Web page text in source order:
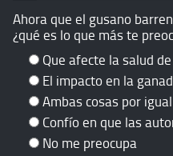
Ahora que el gusano
¿qué es lo que más te
Que afecte la salud
El impacto en la
Ambas cosas por igual
Confío en que las
No me preocupa